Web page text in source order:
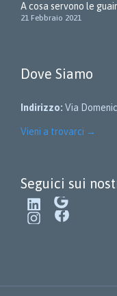
A cosa servono le
21 Febbraio 2021
Dove Siamo
Indirizzo: Via
Vieni a trovarci →
Seguici sui
LinkedIn Google
InstagramFacebook